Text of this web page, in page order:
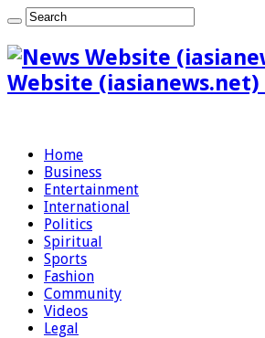
Website (iasianews.net)
Home
Business
Entertainment
International
Politics
Spiritual
Sports
Fashion
Community
Videos
Legal